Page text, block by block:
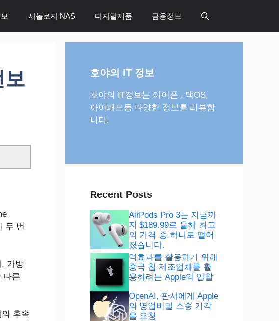
시놀로지 NAS 디지털제품 금융정보
보
두 번
, 가방
다른
후속
호야의 IT 정보
호야의 IT정보는 아이폰 , 맥OS,
아이패드등 다양한 정보를 리뷰합
니다.
Recent Posts
AirPods Pro 3는 지금까
지 $189.99로 올해 최고
의 가격 중 하나로 떨어
졌습니다.
역효과를 활용하기 위해
중국 칩 제조업체를 활
용하려는 Apple의 입찰
OpenAI, 판사에게 Apple
의 영업비밀 소송 기각
을 요청